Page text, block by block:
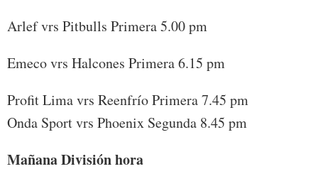
Arlef vrs Pitbulls Primera 5.00 pm
Emeco vrs Halcones Primera 6.15 pm
Profit Lima vrs Reenfrío Primera 7.45 pm
Onda Sport vrs Phoenix Segunda 8.45 pm
Mañana División hora